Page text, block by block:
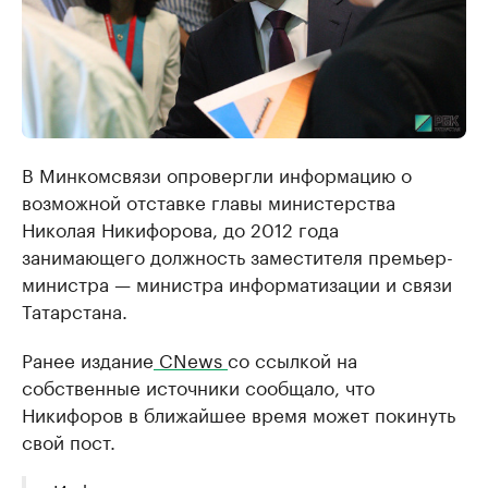
В Минкомсвязи опровергли информацию о
возможной отставке главы министерства
Николая Никифорова, ​до 2012 года
занимающего должность заместителя премьер-
министра — министра информатизации и связи
Татарстана.
Ранее издание CNewsсо ссылкой на
собственные источники сообщало, что
Никифоров в ближайшее время может покинуть
свой пост.